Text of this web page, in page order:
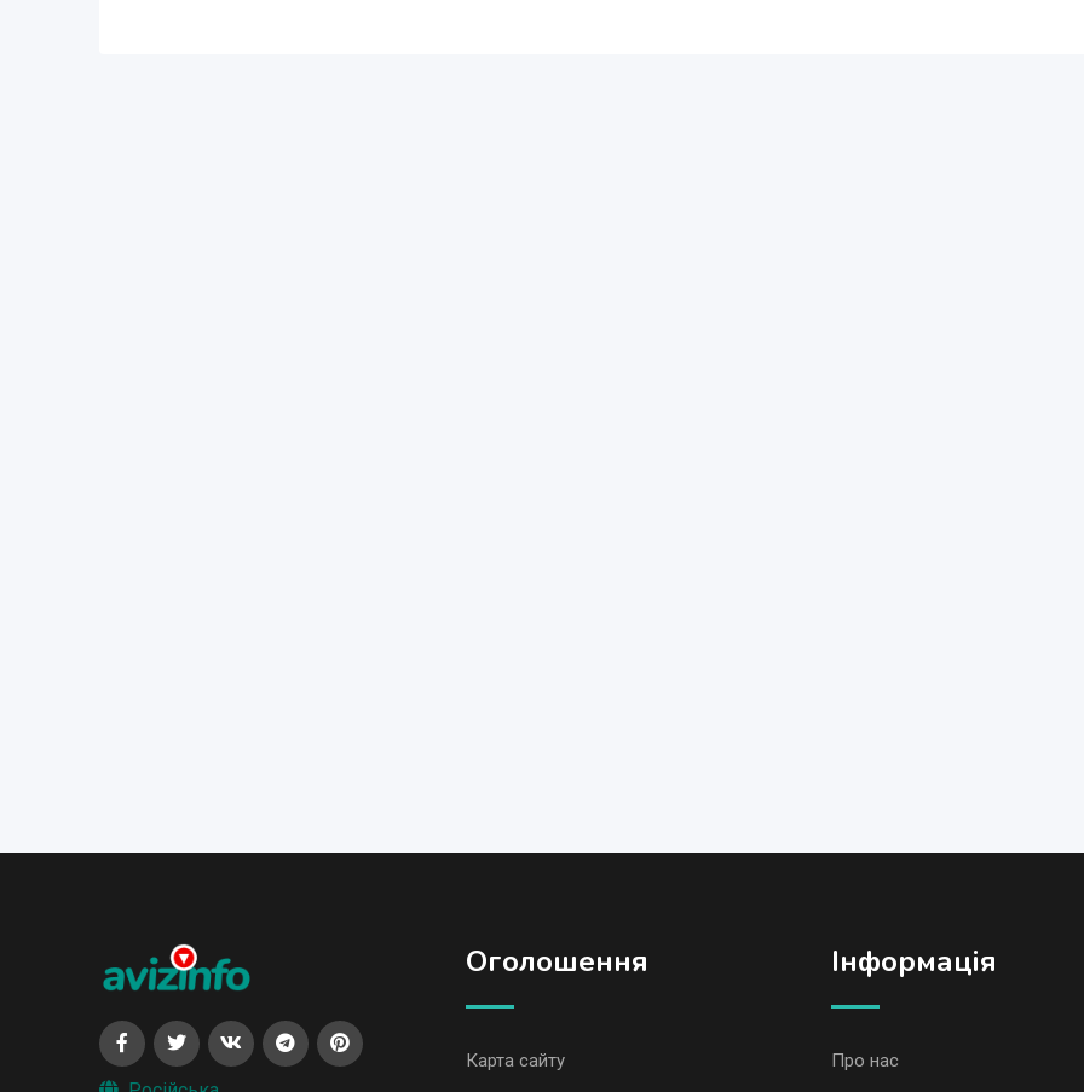
Оголошення
Карта сайту
Iнформація
Про нас